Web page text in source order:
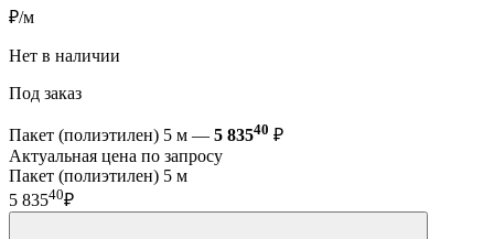
₽/м
Нет в наличии
Под заказ
Пакет (полиэтилен) 5 м — 5 83540 ₽
Актуальная цена по запросу
Пакет (полиэтилен) 5 м
5 83540₽